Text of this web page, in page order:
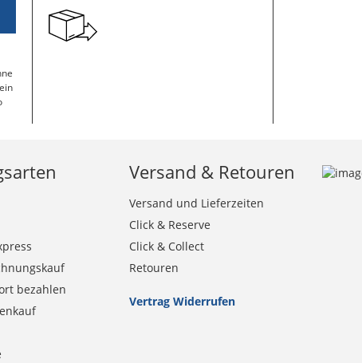
bezahlen
Versand & Retouren
Versand und Lieferzeiten
Click & Reserve
Click & Collect
Retouren
Vertrag Widerrufen